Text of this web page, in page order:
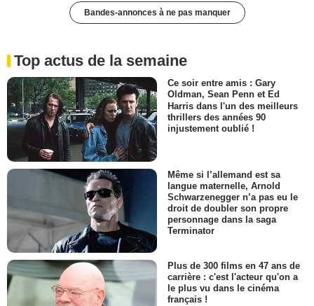
Bandes-annonces à ne pas manquer
Top actus de la semaine
Ce soir entre amis : Gary
Oldman, Sean Penn et Ed
Harris dans l'un des meilleurs
thrillers des années 90
injustement oublié !
Même si l’allemand est sa
langue maternelle, Arnold
Schwarzenegger n’a pas eu le
droit de doubler son propre
personnage dans la saga
Terminator
Plus de 300 films en 47 ans de
carrière : c'est l'acteur qu'on a
le plus vu dans le cinéma
français !